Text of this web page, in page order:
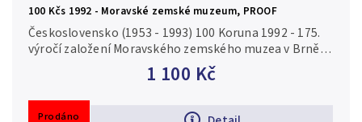
100 Kčs 1992 - Moravské zemské muzeum, PROOF
1 100 Kč
Československo (1953 - 1993) 100 Koruna 1992 - 175.
výročí založení Moravského zemského muzea v Brně,
autor Karel Zeman, Aurea 194, PROOF, ilustrační foto
Ag 0,700, 31 mm (13...
Prodáno